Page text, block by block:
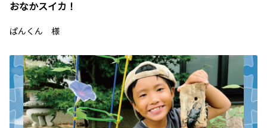
おなかスイカ！
ぱんくん 様